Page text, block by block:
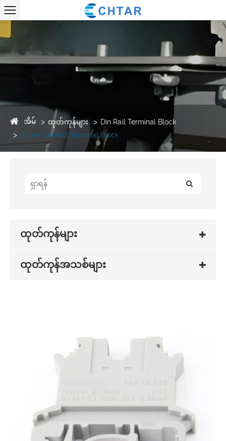
အိမ် ထုတ်ကုန်များ
Din Rail Terminal Block
Screw Din Rail Terminal Block
ထုတ်ကုန်များ
ထုတ်ကုန်အသစ်များ